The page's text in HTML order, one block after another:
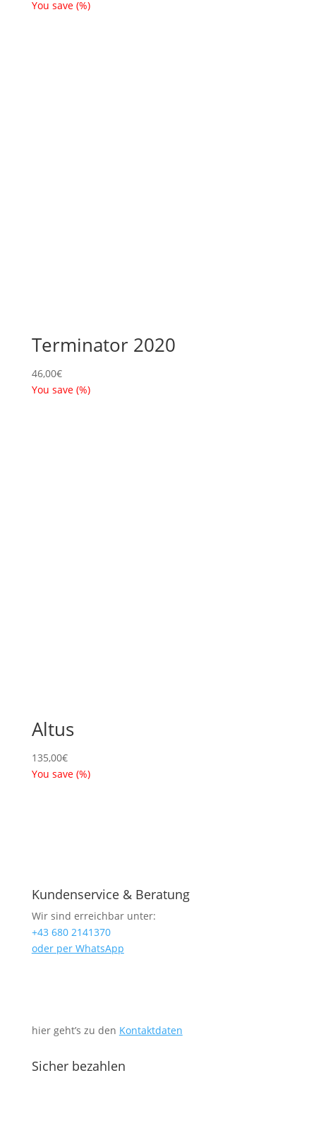
You save (%)
Terminator 2020
46,00€
You save (%)
Altus
135,00€
You save (%)
Kundenservice & Beratung
Wir sind erreichbar unter:
+43 680 2141370
oder per WhatsApp
hier geht’s zu den Kontaktdaten
Sicher bezahlen